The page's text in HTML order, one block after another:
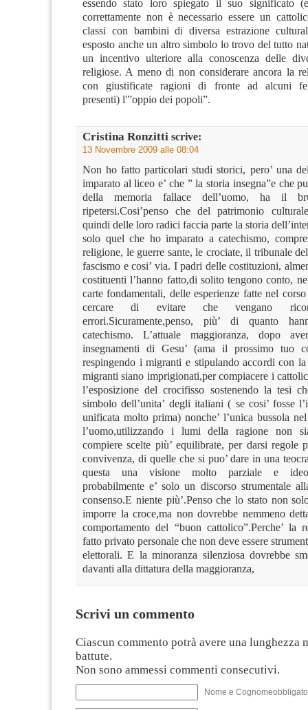
essendo stato loro spiegato il suo significato
correttamente non è necessario essere un
classi con bambini di diversa estrazione
esposto anche un altro simbolo lo trovo del tutto
un incentivo ulteriore alla conoscenza delle
religiose. A meno di non considerare ancora la
con giustificate ragioni di fronte ad alcuni
presenti) l'”oppio dei popoli”.
Cristina Ronzitti scrive:
13 Novembre 2009 alle 08:04
Non ho fatto particolari studi storici, pero’ una
imparato al liceo e’ che ” la storia insegna”e che
della memoria fallace dell’uomo, ha il
ripetersi.Cosi’penso che del patrimonio
quindi delle loro radici faccia parte la storia
solo quel che ho imparato a catechismo,
religione, le guerre sante, le crociate, il tribunale
fascismo e cosi’ via. I padri delle costituzioni,
costituenti l’hanno fatto,di solito tengono conto,
carte fondamentali, delle esperienze fatte nel
cercare di evitare che vengano
errori.Sicuramente,penso, più’ di quanto
catechismo. L’attuale maggioranza, dopo
insegnamenti di Gesu’ (ama il prossimo tuo
respingendo i migranti e stipulando accordi con
migranti siano imprigionati,per compiacere i
l’esposizione del crocifisso sostenendo la tesi
simbolo dell’unita’ degli italiani ( se cosi’ fosse
unificata molto prima) nonche’ l’unica bussola
l’uomo,utilizzando i lumi della ragione non
compiere scelte più’ equilibrate, per darsi regole
convivenza, di quelle che si puo’ dare in una
questa una visione molto parziale e
probabilmente e’ solo un discorso strumentale
consenso.E niente più’.Penso che lo stato non
imporre la croce,ma non dovrebbe nemmeno
comportamento del “buon cattolico”.Perche’ la
fatto privato personale che non deve essere
elettorali. E la minoranza silenziosa dovrebbe
davanti alla dittatura della maggioranza,
Scrivi un commento
Ciascun commento potrà avere una lunghezza
battute.
Non sono ammessi commenti consecutivi.
Nome e